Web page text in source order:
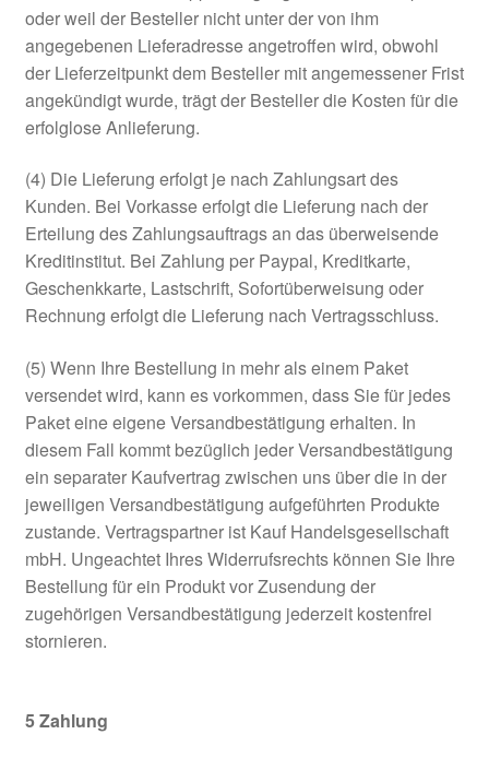
oder weil der Besteller nicht unter der von ihm
angegebenen Lieferadresse angetroffen wird, obwohl
der Lieferzeitpunkt dem Besteller mit angemessener Frist
angekündigt wurde, trägt der Besteller die Kosten für die
erfolglose Anlieferung.
(4) Die Lieferung erfolgt je nach Zahlungsart des
Kunden. Bei Vorkasse erfolgt die Lieferung nach der
Erteilung des Zahlungsauftrags an das überweisende
Kreditinstitut. Bei Zahlung per Paypal, Kreditkarte,
Geschenkkarte, Lastschrift, Sofortüberweisung oder
Rechnung erfolgt die Lieferung nach Vertragsschluss.
(5) Wenn Ihre Bestellung in mehr als einem Paket
versendet wird, kann es vorkommen, dass Sie für jedes
Paket eine eigene Versandbestätigung erhalten. In
diesem Fall kommt bezüglich jeder Versandbestätigung
ein separater Kaufvertrag zwischen uns über die in der
jeweiligen Versandbestätigung aufgeführten Produkte
zustande. Vertragspartner ist Kauf Handelsgesellschaft
mbH. Ungeachtet Ihres Widerrufsrechts können Sie Ihre
Bestellung für ein Produkt vor Zusendung der
zugehörigen Versandbestätigung jederzeit kostenfrei
stornieren.
5Zahlung